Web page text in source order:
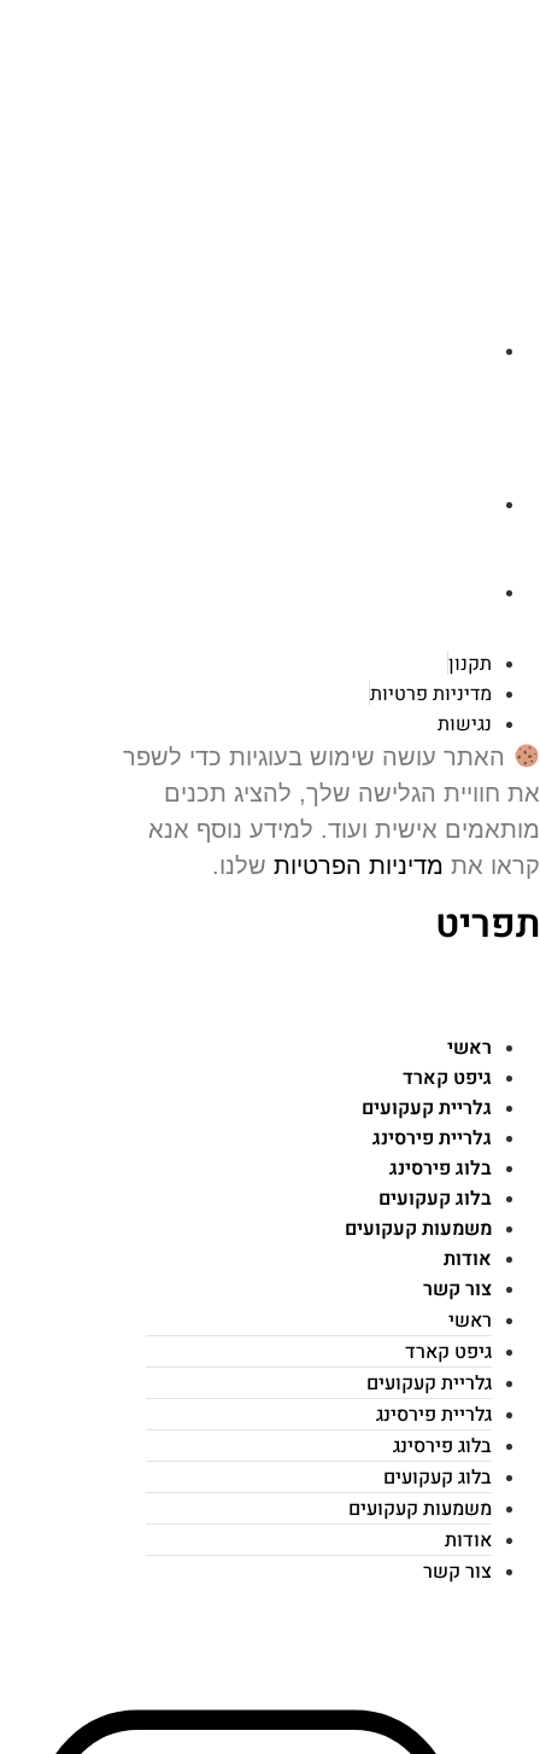
תקנון
מדיניות פרטיות
נגישות
האתר עושה שימוש בעוגיות כדי לשפר
חוויית הגלישה שלך, להציג תכנים
אישית ועוד. למידע נוסף אנא
אתמדיניות הפרטיותשלנו.
ראשי
גיפט קארד
גלריית קעקועים
גלריית פירסינג
בלוג פירסינג
בלוג קעקועים
משמעות קעקועים
אודות
צור קשר
ראשי
גיפט קארד
גלריית קעקועים
גלריית פירסינג
בלוג פירסינג
בלוג קעקועים
משמעות קעקועים
אודות
צור קשר